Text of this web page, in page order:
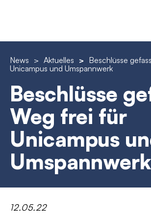
News > Aktuelles > Beschlüsse
Unicampus und Umspannwerk
Beschlüsse
Weg frei für
Unicampus
Umspannwerk
12.05.22